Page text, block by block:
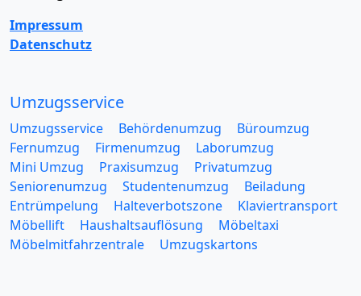
Impressum
Datenschutz
Umzugsservice
Umzugsservice Behördenumzug
Büroumzug
Fernumzug
Firmenumzug
Laborumzug
Mini Umzug
Praxisumzug
Privatumzug
Seniorenumzug
Studentenumzug
Beiladung
Entrümpelung
Halteverbotszone
Klaviertransport
Möbellift
Haushaltsauflösung
Möbeltaxi
Möbelmitfahrzentrale
Umzugskartons